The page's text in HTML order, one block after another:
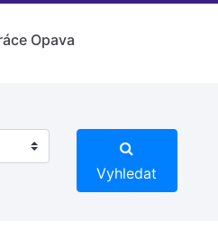
Opava
Vyhledat